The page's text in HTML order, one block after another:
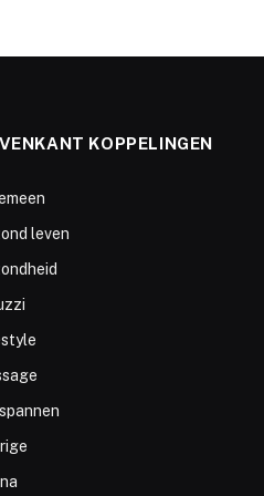
KOPPELINGEN
leven